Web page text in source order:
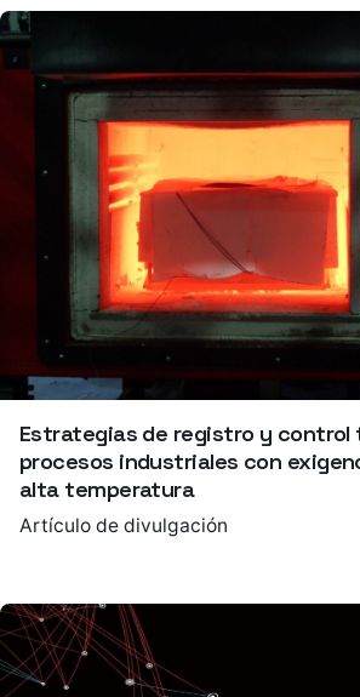
Estrategias de registro y control
procesos industriales con
alta temperatura
Artículo de divulgación